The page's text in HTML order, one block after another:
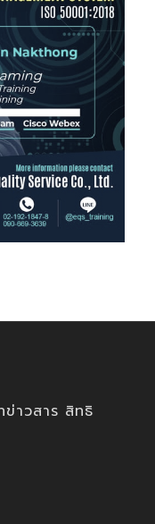
าวสาร สิทธิ